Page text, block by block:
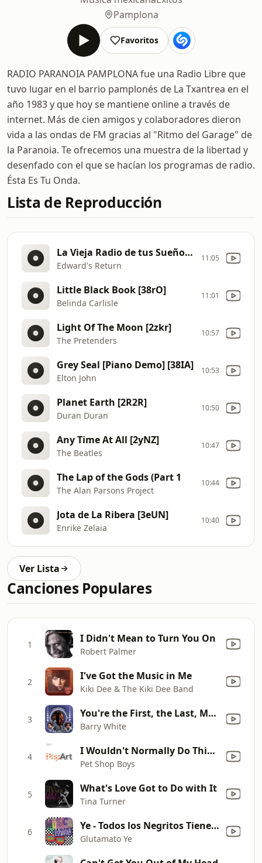
Pamplona
Favoritos
RADIO PARANOIA PAMPLONA fue una Radio Libre que
tuvo lugar en el barrio pamplonés de La Txantrea en el
año 1983 y que hoy se mantiene online a través de
internet. Más de cien amigos y colaboradores dieron
vida a las ondas de FM gracias al "Ritmo del Garage" de
la Paranoia. Te ofrecemos una muestra de la libertad y
desenfado con el que se hacían los programas de radio.
Ésta Es Tu Onda.
Lista de Reproducción
La Vieja Radio de tus Sueños: Aeropuerto 60 [33yD]
Edward's Return
11:05
Little Black Book [38rO]
Belinda Carlisle
11:01
Light Of The Moon [2zkr]
The Pretenders
10:57
Grey Seal [Piano Demo] [38IA]
Elton John
10:53
Planet Earth [2R2R]
Duran Duran
10:50
Any Time At All [2yNZ]
The Beatles
10:47
The Lap of the Gods (Part 1
The Alan Parsons Project
10:44
Jota de La Ribera [3eUN]
Enrike Zelaia
10:40
Ver Lista
Canciones Populares
1 I Didn't Mean to Turn You On
Robert Palmer
2 I've Got the Music in Me
Kiki Dee & The Kiki Dee Band
3 You're the First, the Last, My Everything
Barry White
4 I Wouldn't Normally Do This Kind of Thing (Beatmasters Mix) [2001 Remaster]
Pet Shop Boys
5 What's Love Got to Do with It
Tina Turner
6 Ye - Todos los Negritos Tienen Hambre (Y Frío)
Glutamato Ye